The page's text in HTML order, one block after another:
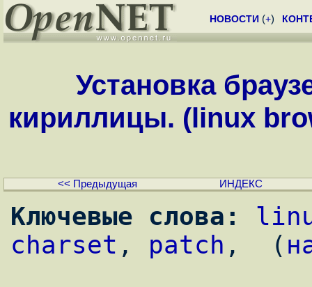
НОВОСТИ (+)
Установка
кириллицы. (linux
<< Предыдущая ИНДЕКС
Ключевые слова:
charset , patch ,  (